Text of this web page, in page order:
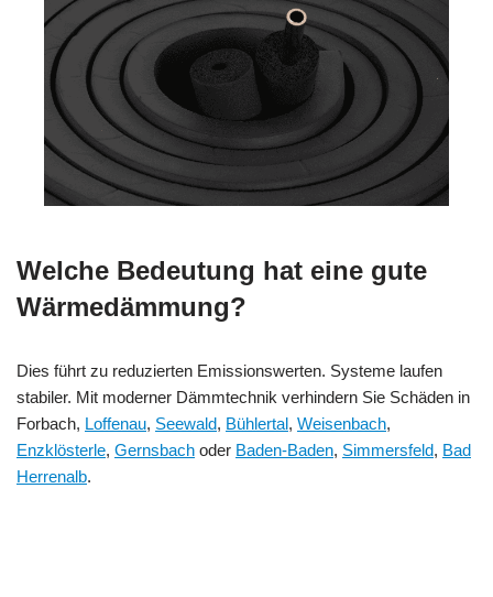
Welche Bedeutung hat eine gute
Wärmedämmung?
Dies führt zu reduzierten Emissionswerten. Systeme laufen
stabiler. Mit moderner Dämmtechnik verhindern Sie Schäden in
Forbach, Loffenau, Seewald, Bühlertal, Weisenbach,
Enzklösterle, Gernsbach oder Baden-Baden, Simmersfeld, Bad
Herrenalb.